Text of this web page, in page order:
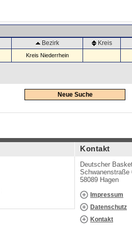
Bezirk Kreis
Kreis Niederrhein
Neue Suche
Kontakt
Deutscher
Schwanenstraße
58089 Hagen
Impressum
Datenschutz
Kontakt